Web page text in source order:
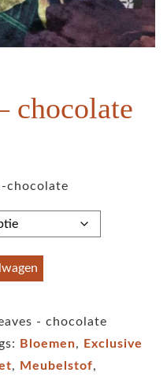
chocolate
chocolate
- chocolate
Bloemen,
Exclusive
, Meubelstof,